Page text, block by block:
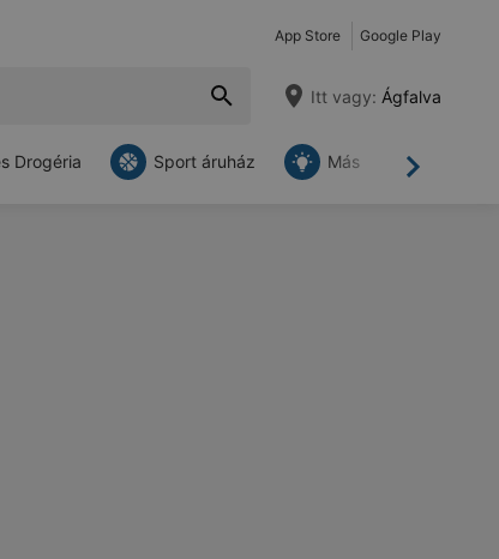
App Store Google Play
Itt vagy: Ágfalva
Tovább
Drogéria Sport áruház Más